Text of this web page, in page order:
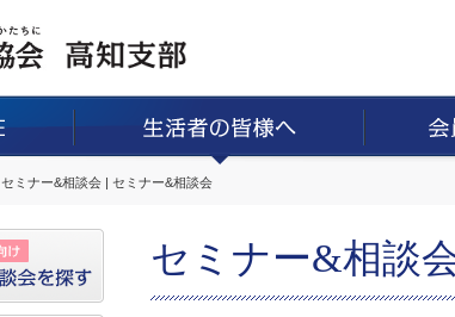
セミナー&相談会 | セミナー&相談会
セミナー&相談